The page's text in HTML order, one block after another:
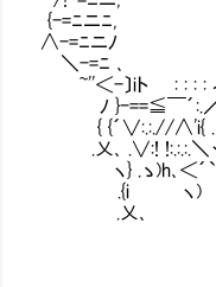
{-=ﾆニﾆ, :
∧-=ﾆニﾉ :
＼-=ﾆ ､ : :, '-
~''＜-〕iト : : :
ﾉ }-==≦￣´:.
{ {´∨:.:.//∧'i{
.乂､ .∨:! !:.:.:.＼
ヽ} .ゝ)h､＜´`''＜:.
.{i ヽ) ＼:∨￣￣
.乂､ ヽ} .i-
i| !-=ﾆニ
|-=ﾆ＞
|-=,.' .